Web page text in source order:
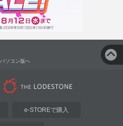
パソコン版へ
e-STOREで購入